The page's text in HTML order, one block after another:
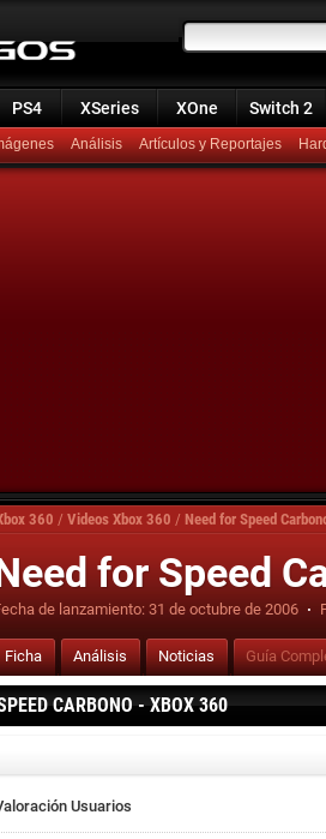
PS4 XSeries XOne Switch 2
Análisis Artículos y Reportajes
360 / Videos Xbox 360 / Need for Speed
for Speed
de lanzamiento: 31 de octubre de 2006 ·
Ficha Análisis Noticias Guía
CARBONO - XBOX 360
Usuarios